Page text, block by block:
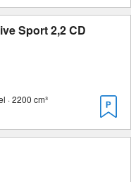
Sport 2,2 CD
· 2200 cm³